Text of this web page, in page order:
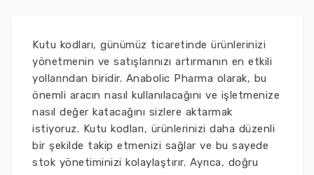
Kutu kodları, günümüz ticaretinde ürünlerinizi
yönetmenin ve satışlarınızı artırmanın en etkili
yollarından biridir. Anabolic Pharma olarak, bu
önemli aracın nasıl kullanılacağını ve işletmenize
nasıl değer katacağını sizlere aktarmak
istiyoruz. Kutu kodları, ürünlerinizi daha düzenli
bir şekilde takip etmenizi sağlar ve bu sayede
stok yönetiminizi kolaylaştırır. Ayrıca, doğru